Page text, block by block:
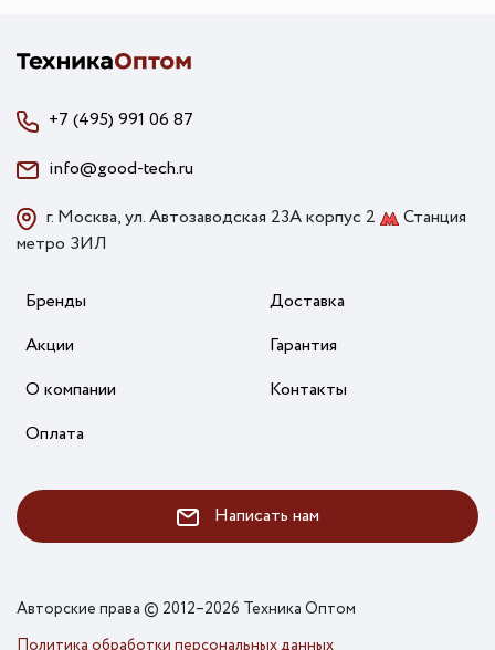
+7 (495) 991 06 87
info@good-tech.ru
г. Москва, ул. Автозаводская 23А корпус 2
Станция
метро ЗИЛ
Бренды
Акции
О компании
Оплата
Доставка
Гарантия
Контакты
Написать нам
Авторские права © 2012–2026 Техника Оптом